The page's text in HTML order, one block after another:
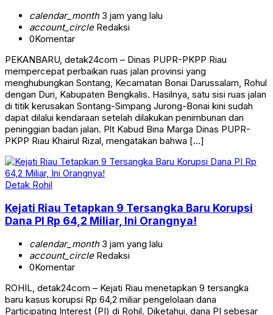
calendar_month3 jam yang lalu
account_circleRedaksi
0Komentar
PEKANBARU, detak24com – Dinas PUPR-PKPP Riau
mempercepat perbaikan ruas jalan provinsi yang
menghubungkan Sontang, Kecamatan Bonai Darussalam, Rohul
dengan Duri, Kabupaten Bengkalis. Hasilnya, satu sisi ruas jalan
di titik kerusakan Sontang-Simpang Jurong-Bonai kini sudah
dapat dilalui kendaraan setelah dilakukan penimbunan dan
peninggian badan jalan. Plt Kabud Bina Marga Dinas PUPR-
PKPP Riau Khairul Rizal, mengatakan bahwa […]
Detak Rohil
Kejati Riau Tetapkan 9 Tersangka Baru Korupsi
Dana PI Rp 64,2 Miliar, Ini Orangnya!
calendar_month3 jam yang lalu
account_circleRedaksi
0Komentar
ROHIL, detak24com – Kejati Riau menetapkan 9 tersangka
baru kasus korupsi Rp 64,2 miliar pengelolaan dana
Participating Interest (PI) di Rohil. Diketahui, dana PI sebesar